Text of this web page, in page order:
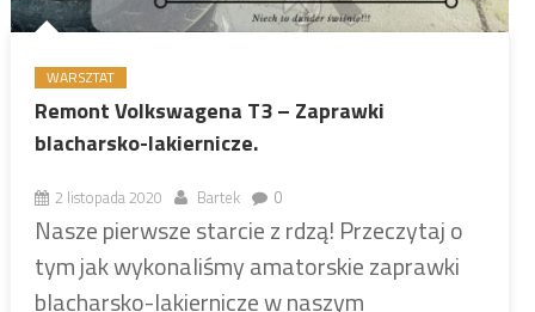
WARSZTAT
Remont Volkswagena T3 – Zaprawki
blacharsko-lakiernicze.
2 listopada 2020 Bartek 0
Nasze pierwsze starcie z rdzą! Przeczytaj o
tym jak wykonaliśmy amatorskie zaprawki
blacharsko-lakiernicze w naszym